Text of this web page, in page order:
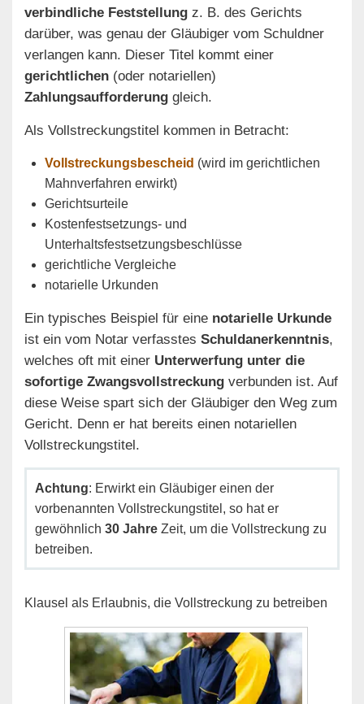
verbindliche Feststellung z. B. des Gerichts
darüber, was genau der Gläubiger vom Schuldner
verlangen kann. Dieser Titel kommt einer
gerichtlichen (oder notariellen)
Zahlungsaufforderung gleich.
Als Vollstreckungstitel kommen in Betracht:
Vollstreckungsbescheid (wird im gerichtlichen
Mahnverfahren erwirkt)
Gerichtsurteile
Kostenfestsetzungs- und
Unterhaltsfestsetzungsbeschlüsse
gerichtliche Vergleiche
notarielle Urkunden
Ein typisches Beispiel für eine notarielle Urkunde
ist ein vom Notar verfasstes Schuldanerkenntnis,
welches oft mit einer Unterwerfung unter die
sofortige Zwangsvollstreckung verbunden ist. Auf
diese Weise spart sich der Gläubiger den Weg zum
Gericht. Denn er hat bereits einen notariellen
Vollstreckungstitel.
Achtung: Erwirkt ein Gläubiger einen der
vorbenannten Vollstreckungstitel, so hat er
gewöhnlich 30 Jahre Zeit, um die Vollstreckung zu
betreiben.
Klausel als Erlaubnis, die Vollstreckung zu betreiben